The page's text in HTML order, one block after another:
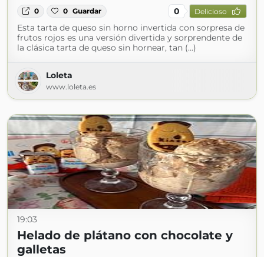
0 0 Guardar 0 Delicioso
Esta tarta de queso sin horno invertida con sorpresa de
frutos rojos es una versión divertida y sorprendente de
la clásica tarta de queso sin hornear, tan (...)
Loleta
www.loleta.es
19:03
Helado de plátano con chocolate y
galletas